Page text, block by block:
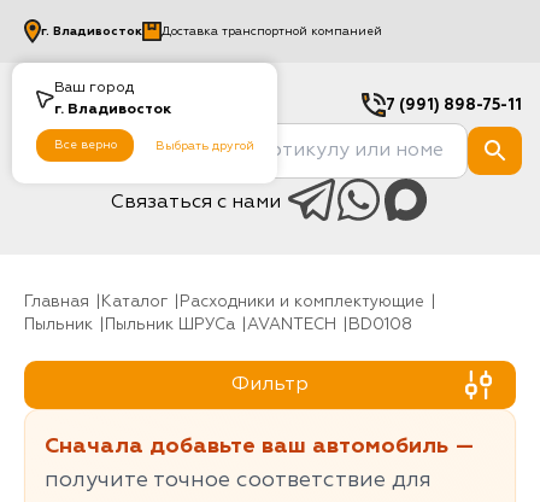
Ваш город
г. Владивосток
Все верно Выбрать другой
г. Владивосток Доставка транспортной компанией
7 (991) 898-75-11
Связаться с нами
Главная Каталог
Расходники и комплектующие
Пыльник
Пыльник ШРУСа AVANTECH BD0108
Фильтр
Сначала добавьте ваш автомобиль —
получите точное соответствие для